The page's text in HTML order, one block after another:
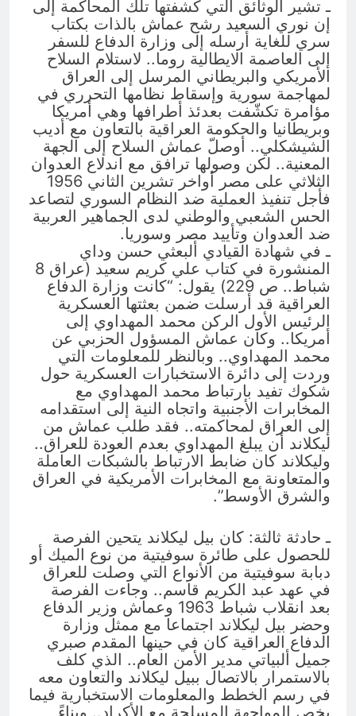
ـ تشير الوثائق التي كشفتها تلك المحاكمة إلى
إن نوري السعيد رشح عماش بالذات بكتاب
سري للغاية أرسله إلى وزارة الدفاع للسفر
إلى العاصمة الايطالية روما.. لاستلام السلاح
الأمريكي والبريطاني المرسل إلى العراق
لمهاجمة سورية وإسقاط نظامها التحرري في
مؤامرة تكشّفت بعدئذ أطرافها وهي أمريكا
وبريطانيا والحكومة العراقية بالتعاون مع أديب
الشيشكلي.. أوصلّ عماش السلاح إلى الجهة
المعنية.. لكن وصولها ترافق مع اندلاع العدوان
الثلاثي على مصر أواخر تشرين الثاني 1956
فأجل تنفيذ العملية ضد النظام السوري لتصاعد
الحس الشعبي والوطني لدى الجماهير العربية
ضد العدوان وتأييد مصر وسوريا.
ـ في شهادة القيادي ألبعثي حسن وداي
المنشورة في كتاب علي كريم سعيد (عراق 8
شباط.. ص 229) يقول: “كانت وزارة الدفاع
العراقية قد أرسلت ضمن بعثتها العسكرية
الرئيس الأول الركن محمد المهداوي إلى
أمريكا.. وكان عماش المسؤول الحزبي عن
محمد المهداوي.. وبالنظر للمعلومات التي
وردت إلى دائرة الاستخبارات العسكرية حول
شكوك تفيد بارتباط محمد المهداوي مع
المخابرات الأجنبية واتجاه النية إلى استقدامه
إلى العراق لمحاكمته.. فقد طلب عماش من
ليكلاند أن يبلغ المهداوي بعدم العودة للعراق..
وليكلاند كان ضابط الارتباط بالشبكات العاملة
والمتعاونة مع المخابرات الأمريكية في العراق
والشرق الأوسط”.
ـ حادثة ثالثة: كان بيل ليكلاند يتحين الفرصة
للحصول على طائرة سوفيتية من نوع الميك أو
دبابة سوفيتية من الأنواع التي وصلت للعراق
في عهد عبد الكريم قاسم.. وجاءت الفرصة
بعد انقلاب شباط 1963 وعماش وزير الدفاع
وحضر بيل ليكلاند اجتماعا مع ممثل وزارة
الدفاع العراقية كان في حينها المقدم صبري
جميل ألبياتي مدير الأمن العام.. الذي كلف
بالاستمرار بالاتصال ببيل ليكلاند والتعاون معه
في رسم الخطط والمعلومات الاستخبارية فيما
يخص المواجهة المسلحة مع الأكراد.. وبناءً